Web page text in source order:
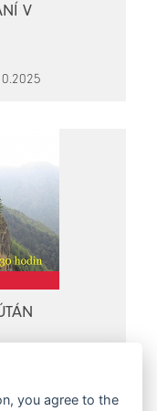
V
you agree to the